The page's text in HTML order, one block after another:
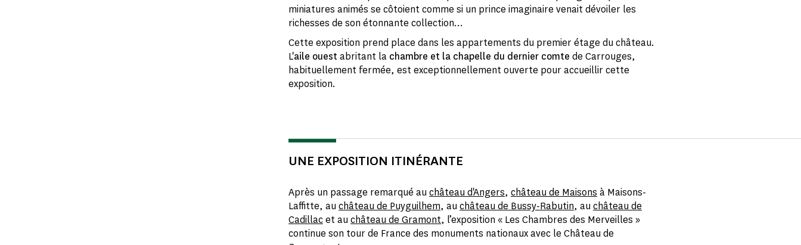
miniatures animés se côtoient comme si un prince imaginaire venait dévoiler les
richesses de son étonnante collection…
Cette exposition prend place dans les appartements du premier étage du château.
L'aile ouestabritant la chambre et la chapelle du dernier comte de Carrouges,
habituellement fermée, est exceptionnellement ouverte pour accueillir cette
exposition.
UNE EXPOSITION ITINÉRANTE
Après un passage remarqué au château d'Angers, château de Maisons à Maisons-
Laffitte, au château de Puyguilhem, au château de Bussy-Rabutin, au château de
Cadillacet au château de Gramont, l’exposition « Les Chambres des Merveilles »
continue son tour de France des monuments nationaux avec le Château de